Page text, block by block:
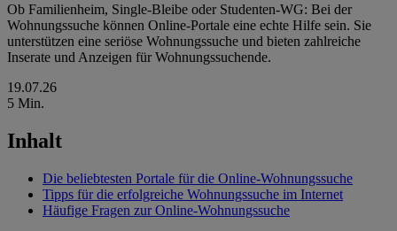
Ob Familienheim, Single-Bleibe oder Studenten-WG: Bei der
Wohnungssuche können Online-Portale eine echte Hilfe sein. Sie
unterstützen eine seriöse Wohnungssuche und bieten zahlreiche
Inserate und Anzeigen für Wohnungssuchende.
19.07.26
5 Min.
Inhalt
Die beliebtesten Portale für die Online-Wohnungssuche
Tipps für die erfolgreiche Wohnungssuche im Internet
Häufige Fragen zur Online-Wohnungssuche